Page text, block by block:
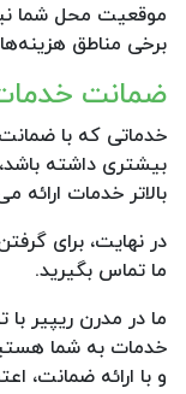
موقعیت محل شما
برخی مناطق
ضمانت
خدماتی که با
بیشتری داشته
بالاتر خدمات ارائه
در نهایت، برای
ما تماس بگیرید.
ما در مدرن ریپیر
خدمات به شما
و با ارائه ضمانت،